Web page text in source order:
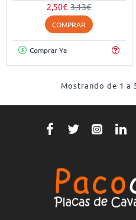
2,50€ 3,13€
COMPRAR
Comprar Ya
Mostrando de 1 a